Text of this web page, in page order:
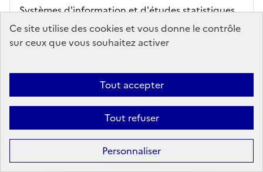
Ce site utilise des cookies et vous donne le contrôle
sur ceux que vous souhaitez activer
Tout accepter
Tout refuser
Personnaliser
Systèmes d'information et d'études statistiques
(SIES) - Ministère de l'Enseignement Supérieur,
Editeur - Note d'information (SIES)
08/01/2025
Peu de zones d’emploi sont dépourvues
d’établissement d’enseignement supérieur, mais
l’offre de formation postbac est plus concentrée
dans les grandes agglomérations que la
population des lyc?...